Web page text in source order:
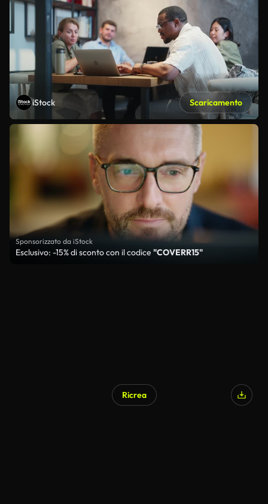
iStock Scaricamento
Sponsorizzato da iStock
Esclusivo: -15% di sconto con il codice "COVERR15"
Ricrea